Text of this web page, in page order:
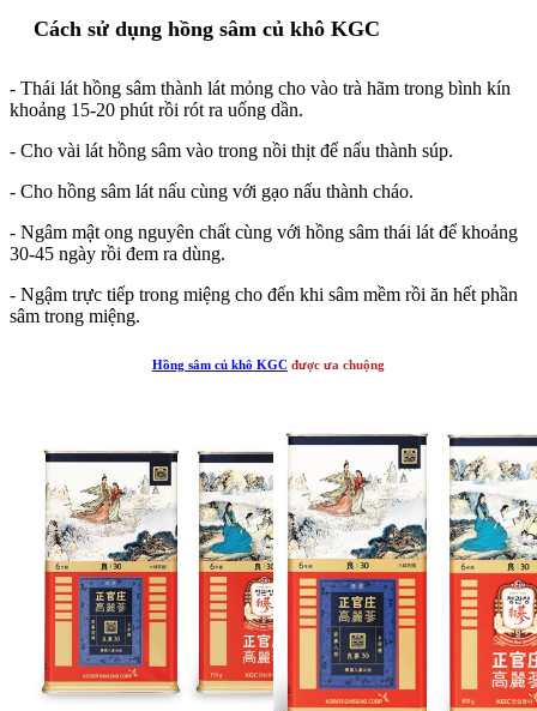
Cách sử dụng hồng sâm củ khô KGC
- Thái lát hồng sâm thành lát mỏng cho vào trà hãm trong bình kín
khoảng 15-20 phút rồi rót ra uống dần.
- Cho vài lát hồng sâm vào trong nồi thịt để nấu thành súp.
- Cho hồng sâm lát nấu cùng với gạo nấu thành cháo.
- Ngâm mật ong nguyên chất cùng với hồng sâm thái lát để khoảng
30-45 ngày rồi đem ra dùng.
- Ngậm trực tiếp trong miệng cho đến khi sâm mềm rồi ăn hết phần
sâm trong miệng.
Hồng sâm củ khô KGC được ưa chuộng